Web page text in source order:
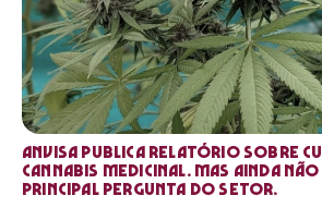
Anvisa publica relatório sobre
Cannabis medicinal. Mas ainda
principal pergunta do setor.